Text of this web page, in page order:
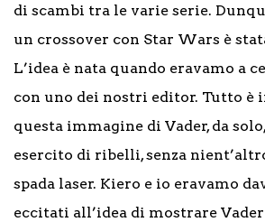
di scambi tra le varie serie.
un crossover con Star Wars è
L’idea è nata quando eravamo a
con uno dei nostri editor. Tutto è
questa immagine di Vader, da
esercito di ribelli, senza
spada laser. Kiero e io eravamo
eccitati all’idea di mostrare Vader